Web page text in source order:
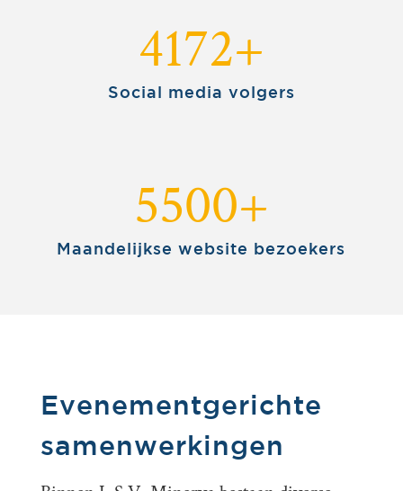
4172+
Social media volgers
5500+
Maandelijkse website bezoekers
Evenementgerichte
samenwerkingen